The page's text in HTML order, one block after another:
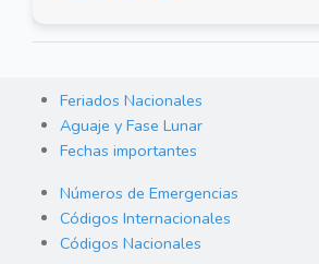
Feriados Nacionales
Aguaje y Fase Lunar
Fechas importantes
Números de Emergencias
Códigos Internacionales
Códigos Nacionales